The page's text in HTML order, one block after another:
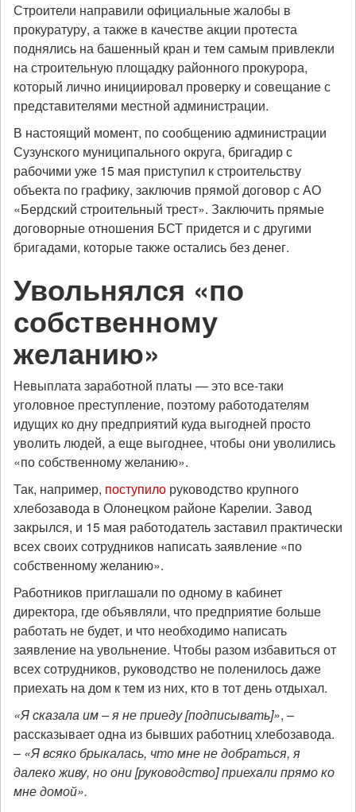
Строители направили официальные жалобы в
прокуратуру, а также в качестве акции протеста
поднялись на башенный кран и тем самым привлекли
на строительную площадку районного прокурора,
который лично инициировал проверку и совещание с
представителями местной администрации.
В настоящий момент, по сообщению администрации
Сузунского муниципального округа, бригадир с
рабочими уже 15 мая приступил к строительству
объекта по графику, заключив прямой договор с АО
«Бердский строительный трест». Заключить прямые
договорные отношения БСТ придется и с другими
бригадами, которые также остались без денег.
Увольнялся «по
собственному
желанию»
Невыплата заработной платы — это все-таки
уголовное преступление, поэтому работодателям
идущих ко дну предприятий куда выгодней просто
уволить людей, а еще выгоднее, чтобы они уволились
«по собственному желанию».
Так, например, поступило руководство крупного
хлебозавода в Олонецком районе Карелии. Завод
закрылся, и 15 мая работодатель заставил практически
всех своих сотрудников написать заявление «по
собственному желанию».
Работников приглашали по одному в кабинет
директора, где объявляли, что предприятие больше
работать не будет, и что необходимо написать
заявление на увольнение. Чтобы разом избавиться от
всех сотрудников, руководство не поленилось даже
приехать на дом к тем из них, кто в тот день отдыхал.
«Я сказала им – я не приеду [подписывать]», –
рассказывает одна из бывших работниц хлебозавода.
– «Я всяко брыкалась, что мне не добраться, я
далеко живу, но они [руководство] приехали прямо ко
мне домой».